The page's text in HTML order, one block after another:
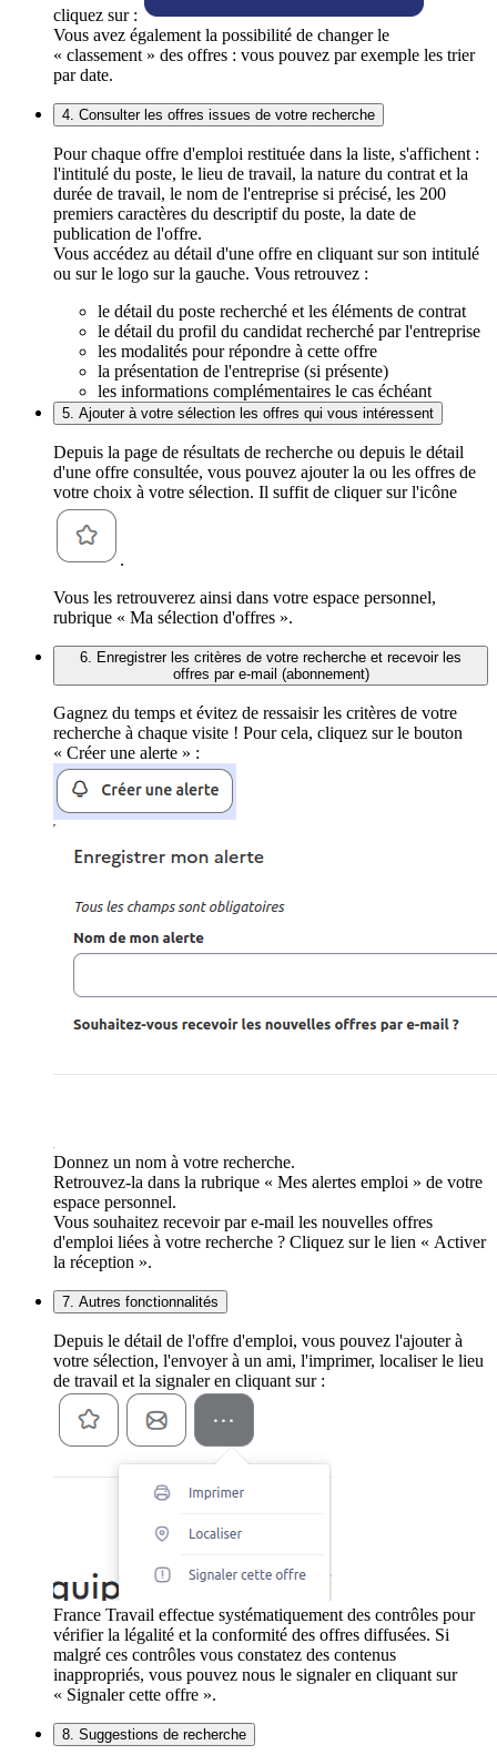
cliquez sur :
Vous avez également la possibilité de changer le
« classement » des offres : vous pouvez par exemple les trier
par date.
4. Consulter les offres issues de votre recherche
Pour chaque offre d'emploi restituée dans la liste, s'affichent :
l'intitulé du poste, le lieu de travail, la nature du contrat et la
durée de travail, le nom de l'entreprise si précisé, les 200
premiers caractères du descriptif du poste, la date de
publication de l'offre.
Vous accédez au détail d'une offre en cliquant sur son intitulé
ou sur le logo sur la gauche. Vous retrouvez :
le détail du poste recherché et les éléments de contrat
le détail du profil du candidat recherché par l'entreprise
les modalités pour répondre à cette offre
la présentation de l'entreprise (si présente)
les informations complémentaires le cas échéant
5. Ajouter à votre sélection les offres qui vous intéressent
Depuis la page de résultats de recherche ou depuis le détail
d'une offre consultée, vous pouvez ajouter la ou les offres de
votre choix à votre sélection. Il suffit de cliquer sur l'icône
.
Vous les retrouverez ainsi dans votre espace personnel,
rubrique « Ma sélection d'offres ».
6. Enregistrer les critères de votre recherche et recevoir les
offres par e-mail (abonnement)
Gagnez du temps et évitez de ressaisir les critères de votre
recherche à chaque visite ! Pour cela, cliquez sur le bouton
« Créer une alerte » :
Donnez un nom à votre recherche.
Retrouvez-la dans la rubrique « Mes alertes emploi » de votre
espace personnel.
Vous souhaitez recevoir par e-mail les nouvelles offres
d'emploi liées à votre recherche ? Cliquez sur le lien « Activer
la réception ».
7. Autres fonctionnalités
Depuis le détail de l'offre d'emploi, vous pouvez l'ajouter à
votre sélection, l'envoyer à un ami, l'imprimer, localiser le lieu
de travail et la signaler en cliquant sur :
France Travail effectue systématiquement des contrôles pour
vérifier la légalité et la conformité des offres diffusées. Si
malgré ces contrôles vous constatez des contenus
inappropriés, vous pouvez nous le signaler en cliquant sur
« Signaler cette offre ».
8. Suggestions de recherche